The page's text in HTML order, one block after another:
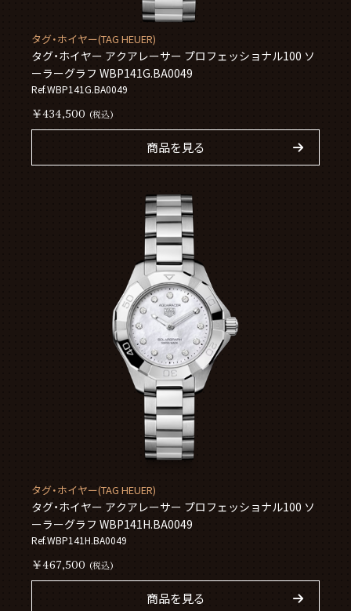
タグ・ホイヤー(TAG HEUER)
タグ・ホイヤー アクアレーサー プロフェッショナル100 ソ
ーラーグラフ WBP141G.BA0049
Ref.WBP141G.BA0049
￥434,500 (税込)
商品を見る
タグ・ホイヤー(TAG HEUER)
タグ・ホイヤー アクアレーサー プロフェッショナル100 ソ
ーラーグラフ WBP141H.BA0049
Ref.WBP141H.BA0049
￥467,500 (税込)
商品を見る